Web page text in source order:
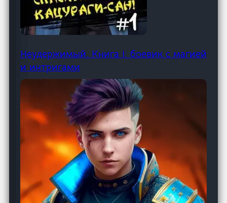
Неудержимый. Книга I: боевик с магией
и интригами